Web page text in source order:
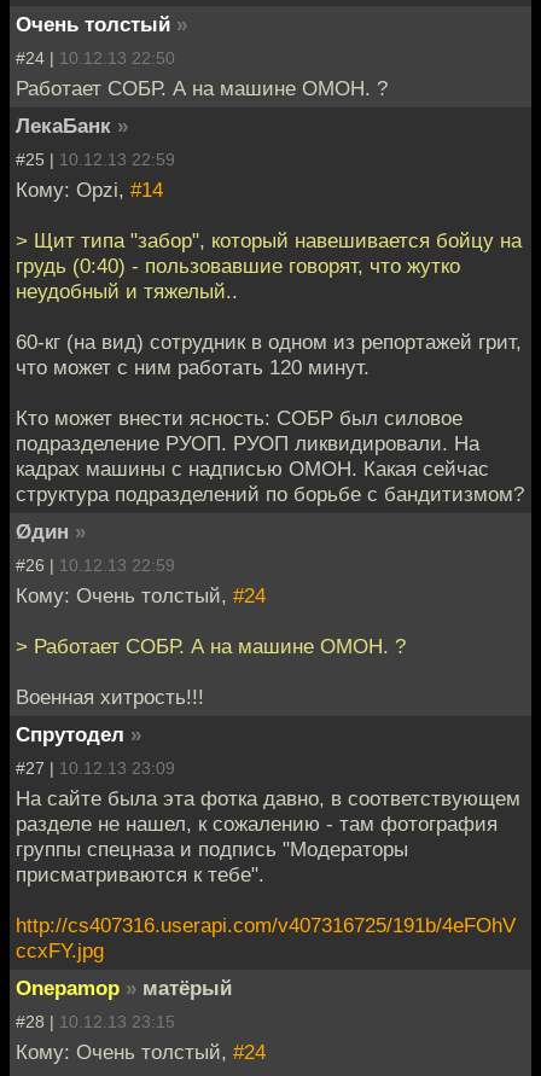
Очень толстый »
#24 | 10.12.13 22:50
Работает СОБР. А на машине ОМОН. ?
ЛекаБанк »
#25 | 10.12.13 22:59
Кому: Opzi, #14
> Щит типа "забор", который навешивается бойцу на
грудь (0:40) - пользовавшие говорят, что жутко
неудобный и тяжелый..
60-кг (на вид) сотрудник в одном из репортажей грит,
что может с ним работать 120 минут.
Кто может внести ясность: СОБР был силовое
подразделение РУОП. РУОП ликвидировали. На
кадрах машины с надписью ОМОН. Какая сейчас
структура подразделений по борьбе с бандитизмом?
Øдин »
#26 | 10.12.13 22:59
Кому: Очень толстый, #24
> Работает СОБР. А на машине ОМОН. ?
Военная хитрость!!!
Спрутодел »
#27 | 10.12.13 23:09
На сайте была эта фотка давно, в соответствующем
разделе не нашел, к сожалению - там фотография
группы спецназа и подпись "Модераторы
присматриваются к тебе".
http://cs407316.userapi.com/v407316725/191b/4eFOhV
ccxFY.jpg
Onepamop » матёрый
#28 | 10.12.13 23:15
Кому: Очень толстый, #24